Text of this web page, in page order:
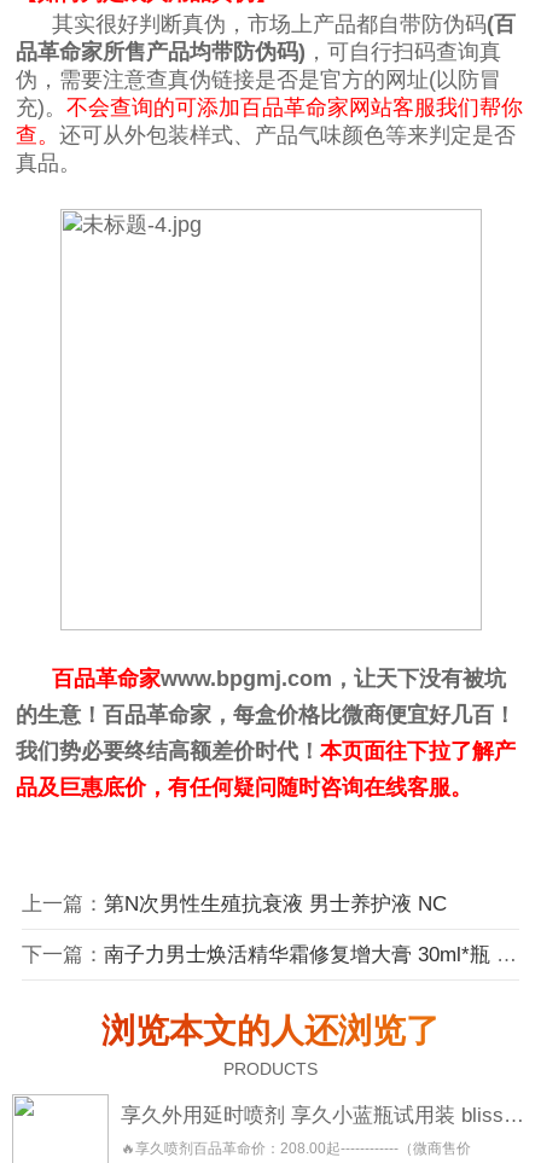
其实很好判断真伪，市场上产品都自带防伪码(百
品革命家所售产品均带防伪码) ，可自行扫码查询真
伪，需要注意查真伪链接是否是官方的网址(以防冒
充)。不会查询的可添加百品革命家网站客服我们帮你
查。还可从外包装样式、产品气味颜色等来判定是否
真品。
百品革命家www.bpgmj.com ，让天下没有被坑
的生意！百品革命家，每盒价格比微商便宜好几百！
我们势必要终结高额差价时代！本页面往下拉了解产
品及巨惠底价，有任何疑问随时咨询在线客服。
上一篇： 第N次男性生殖抗衰液 男士养护液 NC
下一篇： 南子力男士焕活精华霜修复增大膏 30ml*瓶 男士脱敏精华焕活精华
浏览本文的人还浏览了
PRODUCTS
享久外用延时喷剂 享久小蓝瓶试用装 blisswater 享久五代三代加强三代二代加强二代一代
🔥享久喷剂百品革命价：208.00起------------（微商售价